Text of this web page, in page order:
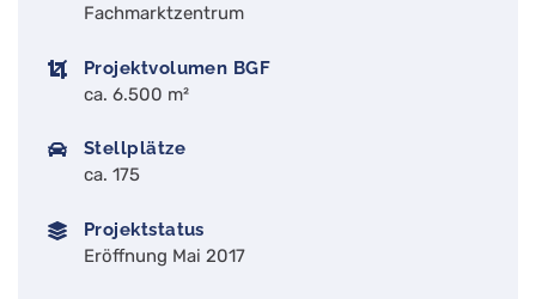
Fachmarktzentrum
Projektvolumen BGF
ca. 6.500 m²
Stellplätze
ca. 175
Projektstatus
Eröffnung Mai 2017